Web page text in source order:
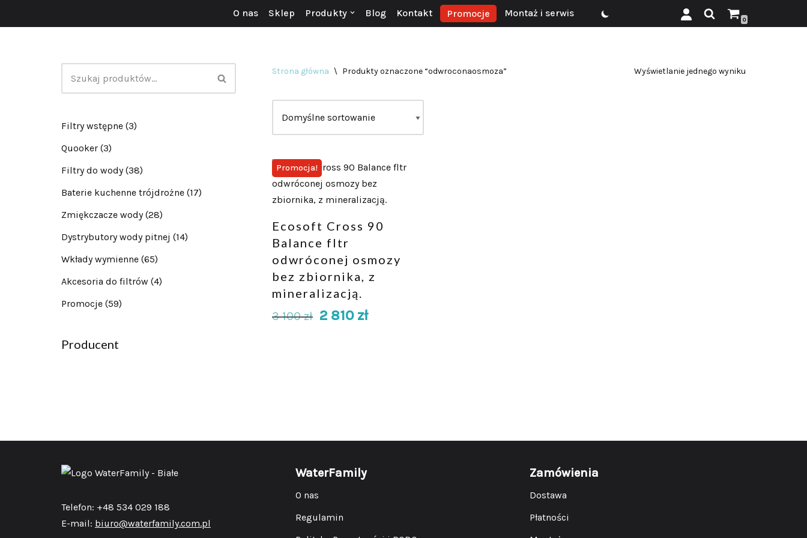
O nas Sklep Produkty Blog Kontakt Promocje Montaż i serwis
0
Filtry wstępne (3)
Quooker (3)
Filtry do wody (38)
Baterie kuchenne trójdrożne (17)
Zmiękczacze wody (28)
Dystrybutory wody pitnej (14)
Wkłady wymienne (65)
Akcesoria do filtrów (4)
Promocje (59)
Producent
Strona główna \ Produkty oznaczone “odwroconaosmoza” Wyświetlanie jednego wyniku
Promocja!
Ecosoft Cross 90
Balance fltr
odwróconej osmozy
bez zbiornika, z
mineralizacją.
3 100zł 2 810 zł
Telefon: +48 534 029 188
E-mail: biuro@waterfamily.com.pl
WaterFamily
O nas
Regulamin
Zamówienia
Dostawa
Płatności